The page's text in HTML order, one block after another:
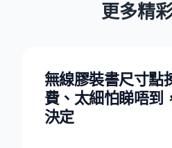
更多精
無線膠裝書尺寸點
費、太細怕睇唔到
決定